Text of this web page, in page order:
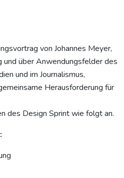
von Johannes Meyer,
und über Anwendungsfelder des
und im Journalismus,
Herausforderung für
des Design Sprint wie folgt an.